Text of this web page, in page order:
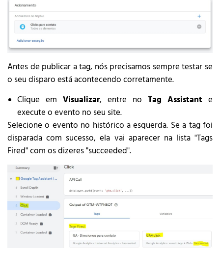
Antes de publicar a tag, nós precisamos sempre testar se
o seu disparo está acontecendo corretamente.
Clique em Visualizar, entre no Tag Assistant e
execute o evento no seu site.
Selecione o evento no histórico a esquerda. Se a tag foi
disparada com sucesso, ela vai aparecer na lista "Tags
Fired" com os dizeres "succeeded".